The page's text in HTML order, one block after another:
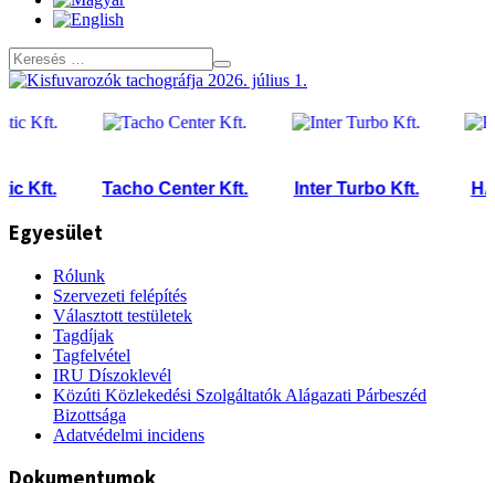
Tacho Center Kft. Inter Turbo Kft.
Egyesület
Rólunk
Szervezeti felépítés
Választott testületek
Tagdíjak
Tagfelvétel
IRU Díszoklevél
Közúti Közlekedési Szolgáltatók Alágazati Párbeszéd
Bizottsága
Adatvédelmi incidens